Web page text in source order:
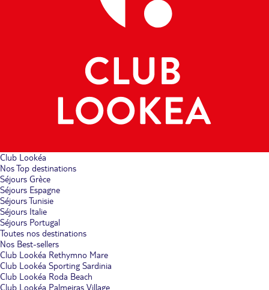
Club Lookéa
Nos Top destinations
Séjours Grèce
Séjours Espagne
Séjours Tunisie
Séjours Italie
Séjours Portugal
Toutes nos destinations
Nos Best-sellers
Club Lookéa Rethymno Mare
Club Lookéa Sporting Sardinia
Club Lookéa Roda Beach
Club Lookéa Palmeiras Village